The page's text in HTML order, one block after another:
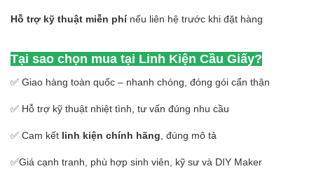
Hỗ trợ kỹ thuật miễn phínếu liên hệ trước khi đặt hàng
Tại sao chọn mua tại Linh Kiện Cầu Giấy?
✅ Giao hàng toàn quốc – nhanh chóng, đóng gói cẩn thận
✅ Hỗ trợ kỹ thuật nhiệt tình, tư vấn đúng nhu cầu
✅ Cam kết linh kiện chính hãng , đúng mô tả
✅Giá cạnh tranh, phù hợp sinh viên, kỹ sư và DIY Maker